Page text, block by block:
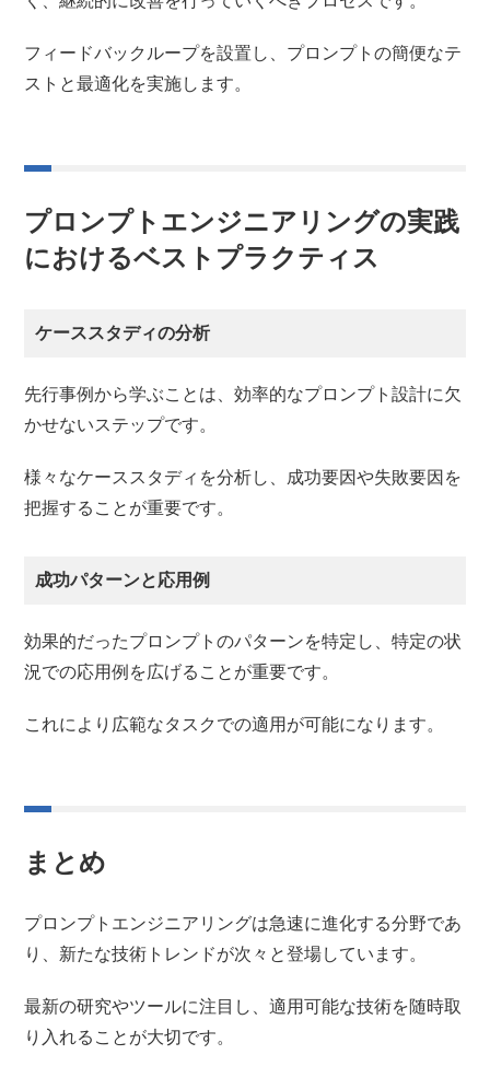
フィードバックループを設置し、プロンプトの簡便なテ
ストと最適化を実施します。
プロンプトエンジニアリングの実践
におけるベストプラクティス
ケーススタディの分析
先行事例から学ぶことは、効率的なプロンプト設計に欠
かせないステップです。
様々なケーススタディを分析し、成功要因や失敗要因を
把握することが重要です。
成功パターンと応用例
効果的だったプロンプトのパターンを特定し、特定の状
況での応用例を広げることが重要です。
これにより広範なタスクでの適用が可能になります。
まとめ
プロンプトエンジニアリングは急速に進化する分野であ
り、新たな技術トレンドが次々と登場しています。
最新の研究やツールに注目し、適用可能な技術を随時取
り入れることが大切です。